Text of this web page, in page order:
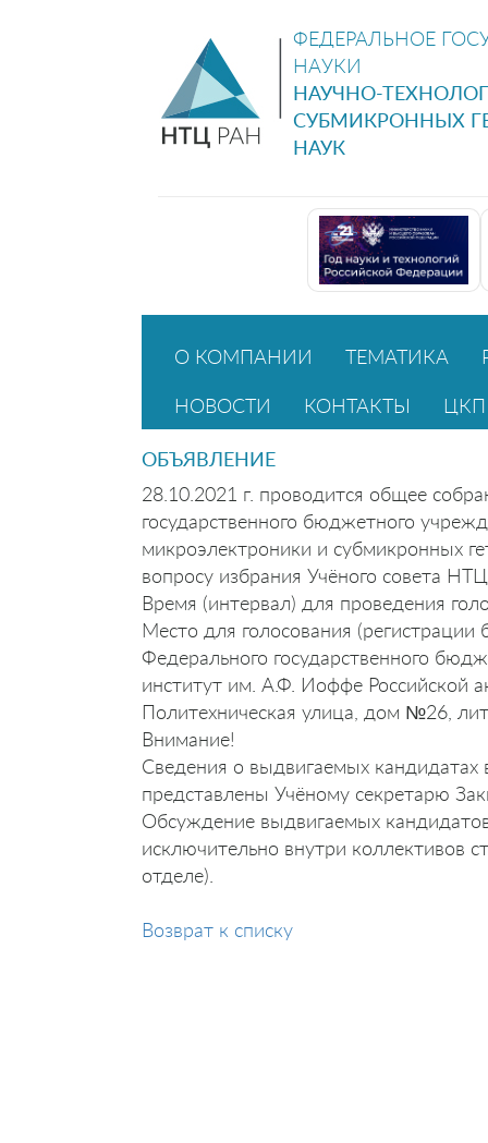
ФЕДЕРАЛЬНОЕ
НАУКИ
НАУЧНО-
СУБМИКРОННЫХ
НАУК
О КОМПАНИИ ТЕМАТИКА
НОВОСТИ КОНТАКТЫ ЦКП
ОБЪЯВЛЕНИЕ
28.10.2021 г. проводится общее
государственного бюджетного
микроэлектроники и субмикронных
вопросу избрания Учёного совета
Время (интервал) для проведения
Место для голосования
Федерального государственного
институт им. А.Ф. Иоффе Российской
Политехническая улица, дом №26,
Внимание!
Сведения о выдвигаемых кандидатах
представлены Учёному секретарю
Обсуждение выдвигаемых
исключительно внутри коллективов
отделе).
Возврат к списку